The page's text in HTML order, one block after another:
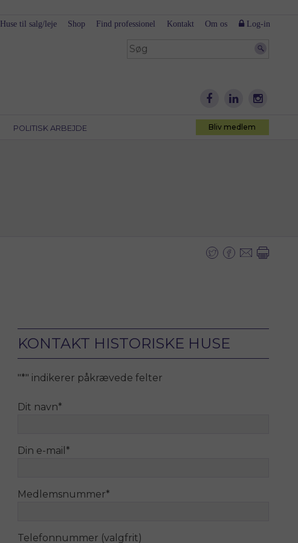
POLITISK ARBEJDE Bliv medlem
Huse til salg/leje Shop Find professionel Kontakt Om os Log-in
KONTAKT HISTORISKE HUSE
"*" indikerer påkrævede felter
Dit navn*
Din e-mail *
Medlemsnummer*
Telefonnummer (valgfrit)